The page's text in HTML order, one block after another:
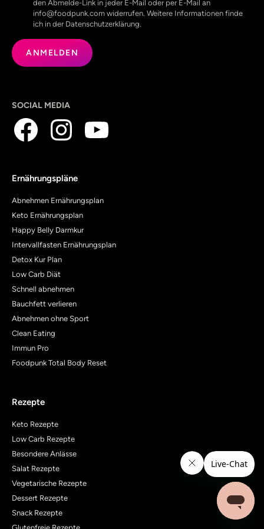
den Abmelde-Link in jeder E-Mail oder per E-Mail an
info@foodpunk.com widerrufen. Weitere Informationen finde
ich in der Datenschutzerklärung.
SOCIAL MEDIA
Ernährungspläne
Abnehmen Ernährungsplan
Keto Ernährungsplan
Happy Belly Darmkur
Intervallfasten Ernährungsplan
Detox Kur Plan
Low Carb Diät
Schnell abnehmen
Bauchfett verlieren
Abnehmen ohne Sport
Clean Eating
Immun Pro
Foodpunk Total Body Reset
Rezepte
Keto Rezepte
Low Carb Rezepte
Besondere Anlässe
Salat Rezepte
Vegetarische Rezepte
Dessert Rezepte
Snack Rezepte